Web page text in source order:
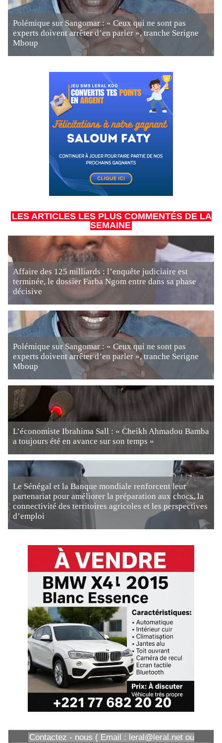
Polémique sur Sangomar : « Ceux qui ne sont pas
experts doivent arrêter d’en parler », tranche Serigne
Mboup
LES ARTICLES LES PLUS COMMENTÉS DE LA
SEMAINE
Affaire des 125 milliards : l’enquête judiciaire est
terminée, le dossier Farba Ngom entre dans sa phase
décisive
Polémique sur Sangomar : « Ceux qui ne sont pas
experts doivent arrêter d’en parler », tranche Serigne
Mboup
L’économiste Ibrahima Sall : « Cheikh Ahmadou Bamba
a toujours été en avance sur son temps »
Le Sénégal et la Banque mondiale renforcent leur
partenariat pour améliorer la préparation aux chocs, la
connectivité des territoires agricoles et les perspectives
d’emploi
Contactez - nous ( Email : leral@leral.net ou